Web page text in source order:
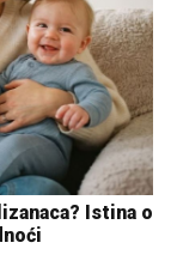
Istina o